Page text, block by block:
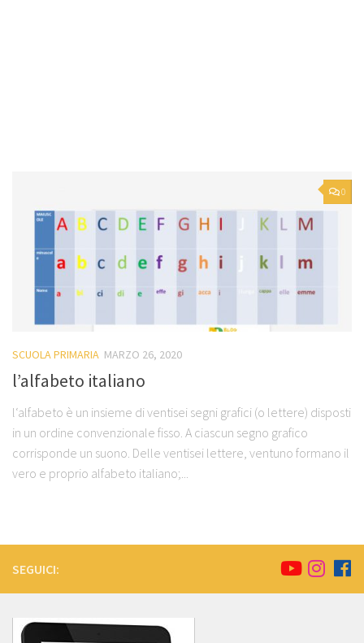
0
SCUOLA PRIMARIA MARZO 26, 2020
l’alfabeto italiano
l‘alfabeto è un insieme di ventisei segni grafici (o lettere) disposti
in un ordine convenzionale fisso. A ciascun segno grafico
corrisponde un suono. Delle ventisei lettere, ventuno formano il
vero e proprio alfabeto italiano;...
SEGUICI: